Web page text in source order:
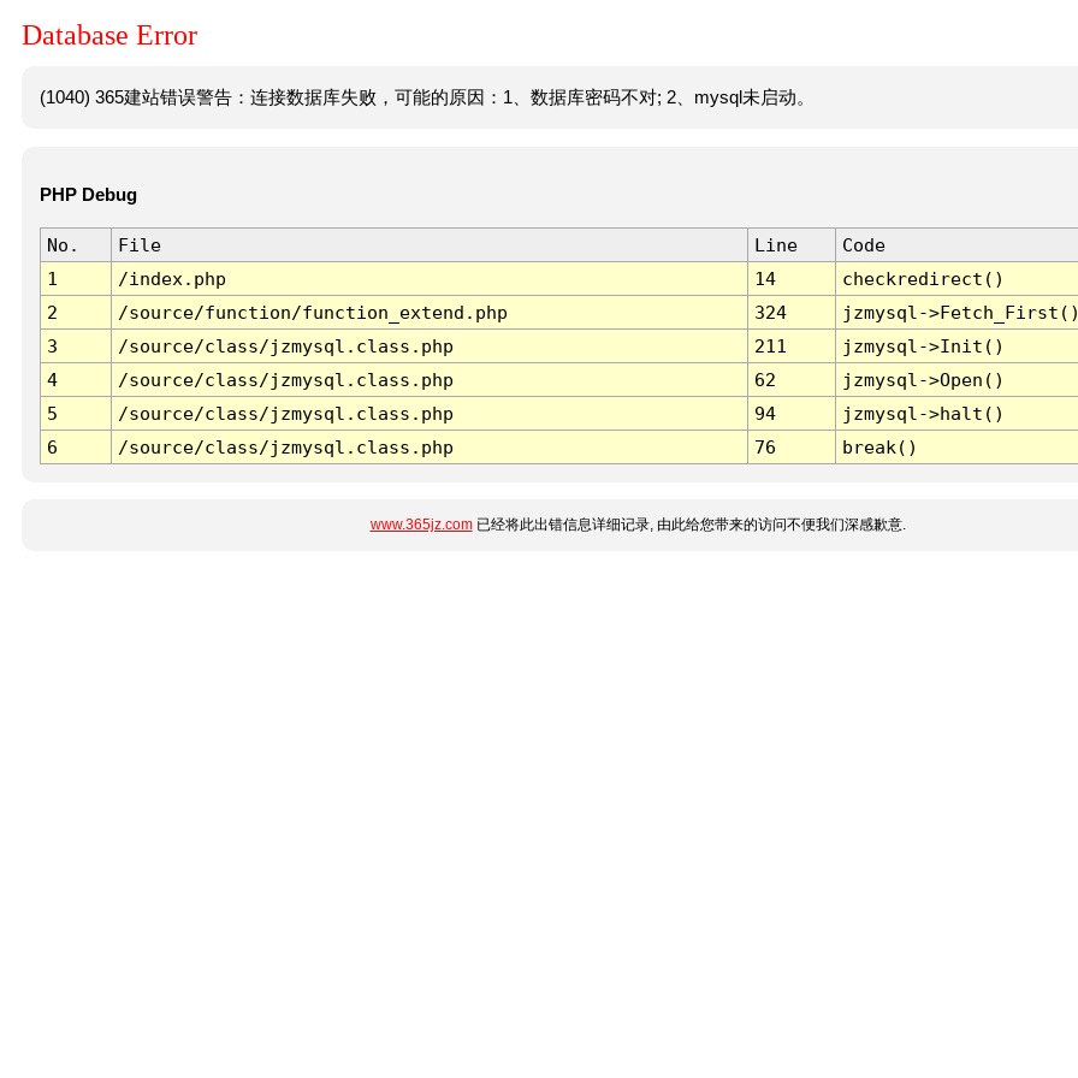
Database Error
(1040) 365建站错误警告：连接数据库失败，可能的原因：1、数据库密码不对; 2、mysql未启动。
PHP Debug
No. File Line
Code
1
/index.php 14
checkredirect()
2
/source/function/function_extend.php 324
jzmysql-
3
/source/class/jzmysql.class.php 211
jzmysql->Init()
4
/source/class/jzmysql.class.php 62
jzmysql->Open()
5
/source/class/jzmysql.class.php 94
jzmysql->halt()
6
/source/class/jzmysql.class.php 76 break()
www.365jz.com已经将此出错信息详细记录, 由此给您带来的访问不便我们深感歉意.